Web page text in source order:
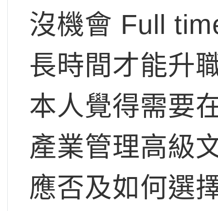
沒機會 Full
長時間才能升
本人覺得需要
產業管理高級
應否及如何選